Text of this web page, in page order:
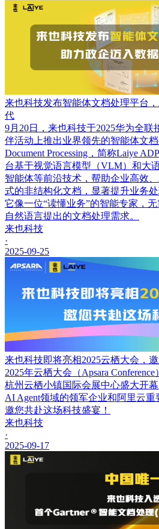
来也科技发布智能体文档处理平台
代
9月20日，来也科技于2025华为全
伴活动上推出业界领先的智能体文
Document Processing，简称Laiye
台基于视觉语言模型（VLM）和大
智能体等前沿技术，帮助企业高效
式的非结构化文档，显著提升业务
它像一位“读懂业务”的智能专家，
自然语言提出的文档处理需求。
来也科技
·
2025-09-25
来也科技即将亮相2025云栖大会，
2025年云栖大会（Apsara
杭州云栖小镇国际会展中心盛大开
AI Agent领域的领军企业和阿里云
邀您共赴这场科技盛宴！
来也科技
·
2025-09-17